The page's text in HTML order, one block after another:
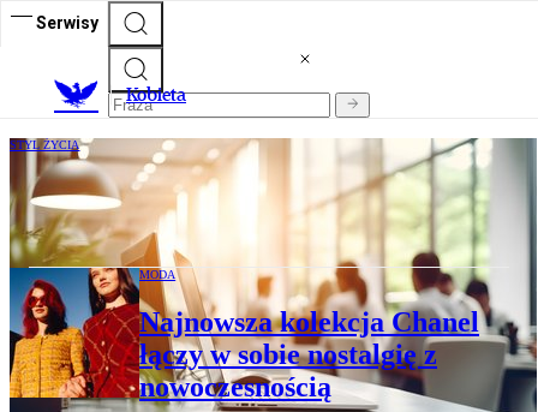
Serwisy
Kobieta
STYL ŻYCIA
"Przechodnie" biurka zmieniły podejście
do pracy. Jak to działa?
MODA
Najnowsza kolekcja Chanel
łączy w sobie nostalgię z
nowoczesnością